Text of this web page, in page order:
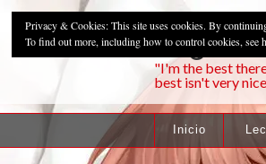
"I'm the best
best isn't very
Inicio
Privacy & Cookies: This site uses cookies. By
To find out more, including how to control cookies, see